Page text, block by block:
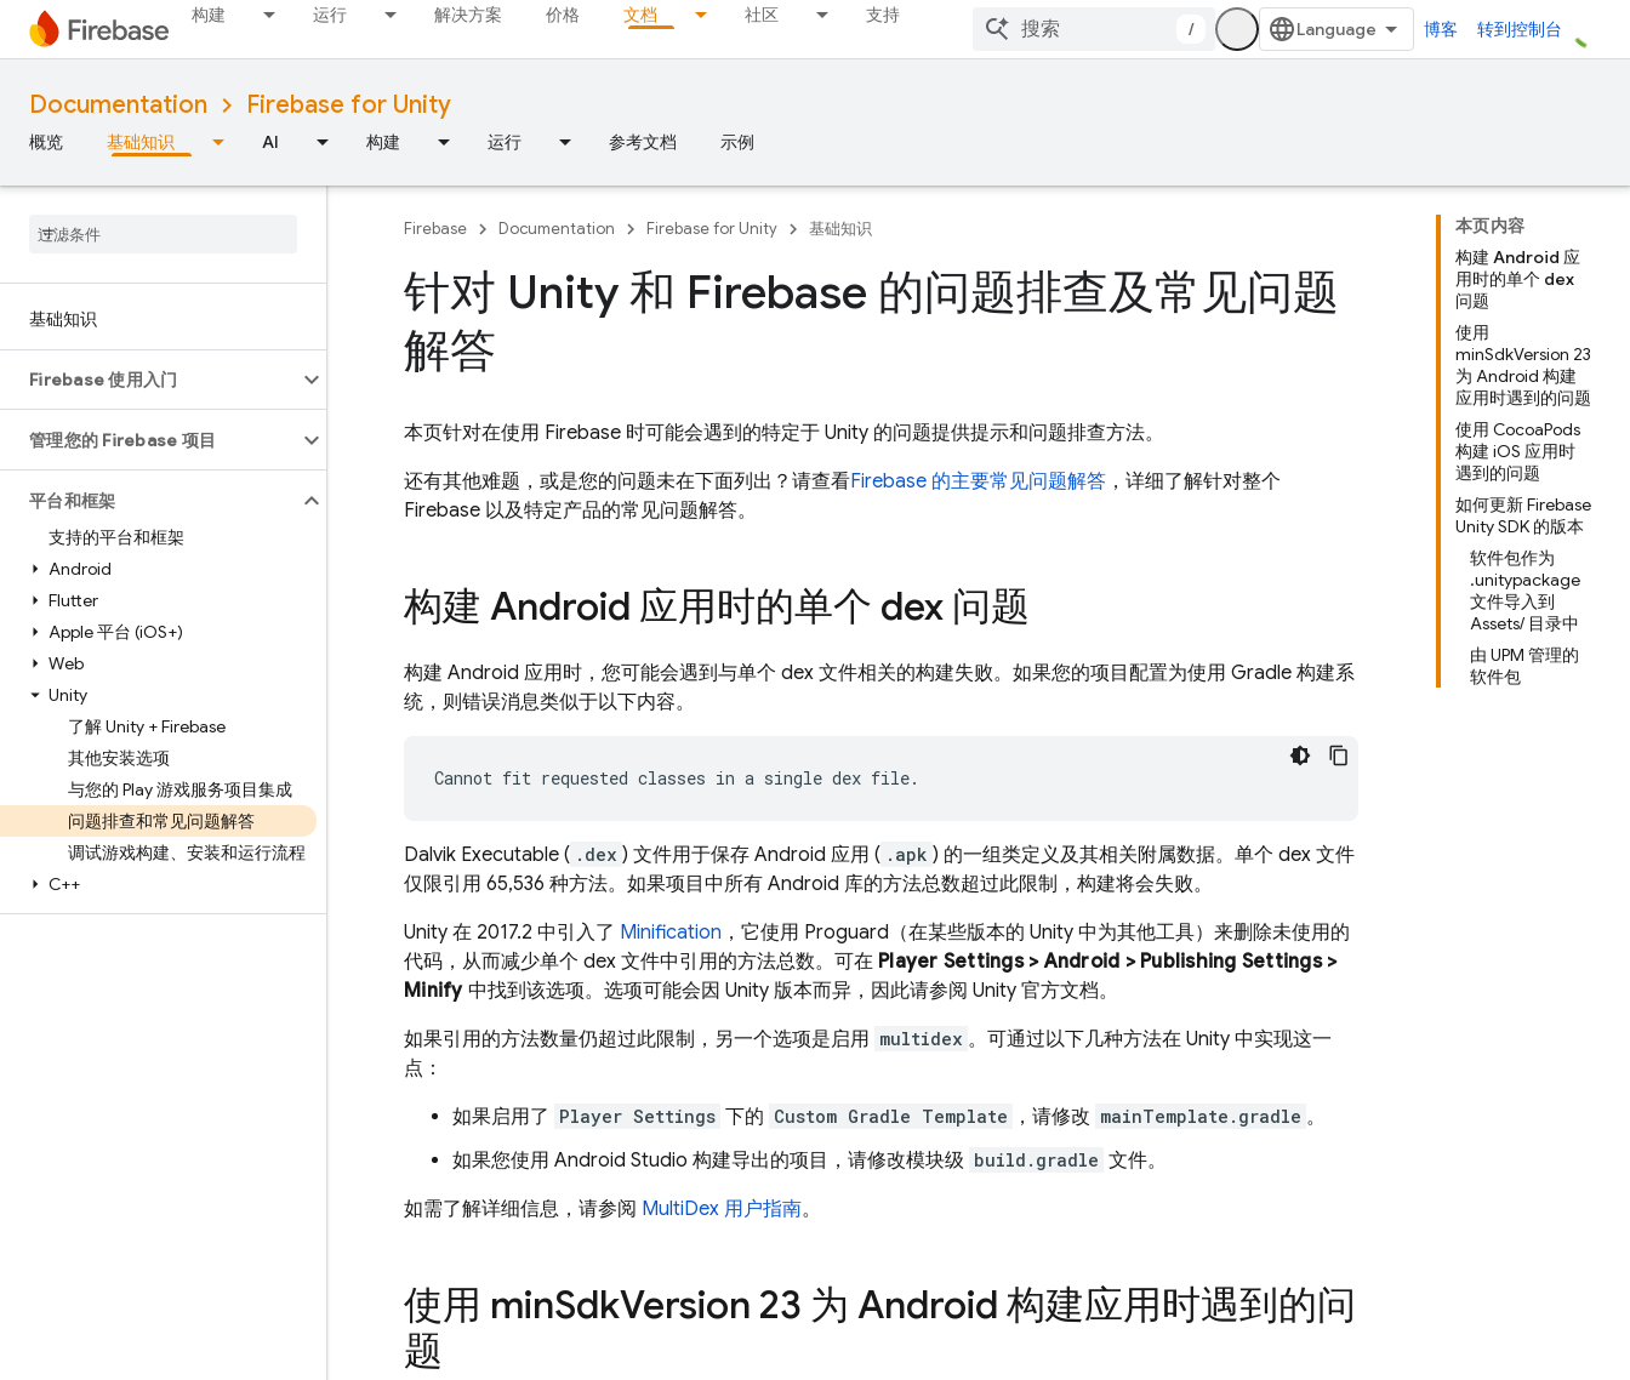
构建 运行 解决方案 价格 文档 社区 支持
/ 博客 转到控制台
Documentation Firebase for Unity
概览 基础知识 AI 构建 运行 参考文档 示例
基础知识
Firebase 使用入门
管理您的 Firebase 项目
平台和框架
支持的平台和框架
Android
Flutter
Apple 平台 (iOS+)
Web
Unity
了解 Unity + Firebase
其他安装选项
与您的 Play 游戏服务项目集成
问题排查和常见问题解答
调试游戏构建、安装和运行流程
C++
本页内容
构建 Android 应
用时的单个 dex
问题
使用
minSdkVersion 23
为 Android 构建
应用时遇到的问题
使用 CocoaPods
构建 iOS 应用时
遇到的问题
如何更新 Firebase
Unity SDK 的版本
软件包作为
.unitypackage
文件导入到
Assets/ 目录中
由 UPM 管理的
软件包
Firebase Documentation Firebase for Unity 基础知识
针对 Unity 和 Firebase 的问题排查及常见问题
解答
本页针对在使用 Firebase 时可能会遇到的特定于 Unity 的问题提供提示和问题排查方法。
还有其他难题，或是您的问题未在下面列出？请查看Firebase 的主要常见问题解答 ，详细了解针对整个
Firebase 以及特定产品的常见问题解答。
构建 Android 应用时的单个 dex 问题
构建 Android 应用时，您可能会遇到与单个 dex 文件相关的构建失败。如果您的项目配置为使用 Gradle 构建系
统，则错误消息类似于以下内容。
Dalvik Executable ( .dex ) 文件用于保存 Android 应用 ( .apk ) 的一组类定义及其相关附属数据。单个 dex 文件
仅限引用 65,536 种方法。如果项目中所有 Android 库的方法总数超过此限制，构建将会失败。
Unity 在 2017.2 中引入了 Minification ，它使用 Proguard（在某些版本的 Unity 中为其他工具）来删除未使用的
代码，从而减少单个 dex 文件中引用的方法总数。可在 Player Settings > Android > Publishing Settings >
Minify中找到该选项。选项可能会因 Unity 版本而异，因此请参阅 Unity 官方文档。
如果引用的方法数量仍超过此限制，另一个选项是启用 multidex 。可通过以下几种方法在 Unity 中实现这一
点：
如果启用了 Player Settings 下的 Custom Gradle Template ，请修改 mainTemplate.gradle 。
如果您使用 Android Studio 构建导出的项目，请修改模块级 build.gradle 文件。
如需了解详细信息，请参阅 MultiDex 用户指南。
使用 minSdkVersion 23 为 Android 构建应用时遇到的问
题